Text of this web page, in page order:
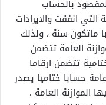
بالحساب
انفقت والايرادات
ماتكون سنة ، ولذلك
العامة تتضمن
تتضمن ارقاما
حسابا ختاميا يصدر
الموازنة العامة .